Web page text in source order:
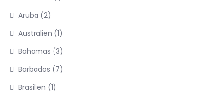
Aruba (2)
Australien (1)
Bahamas (3)
Barbados (7)
Brasilien (1)